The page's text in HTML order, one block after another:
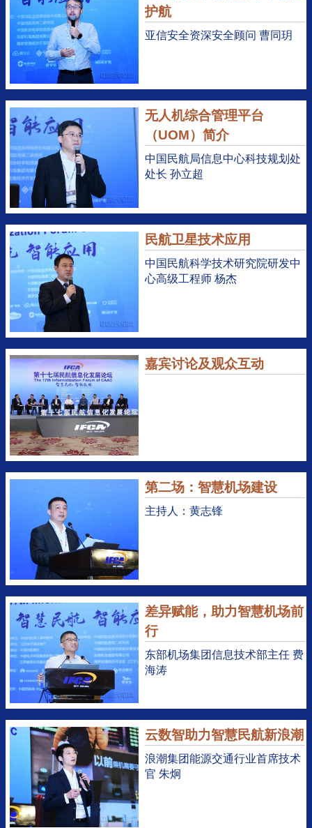
护航
亚信安全资深安全顾问 曹同玥
无人机综合管理平台
（UOM）简介
中国民航局信息中心科技规划处
处长 孙立超
民航卫星技术应用
中国民航科学技术研究院研发中
心高级工程师 杨杰
嘉宾讨论及观众互动
第二场：智慧机场建设
主持人：黄志锋
差异赋能，助力智慧机场前
行
东部机场集团信息技术部主任 费
海涛
云数智助力智慧民航新浪潮
浪潮集团能源交通行业首席技术
官 朱炯